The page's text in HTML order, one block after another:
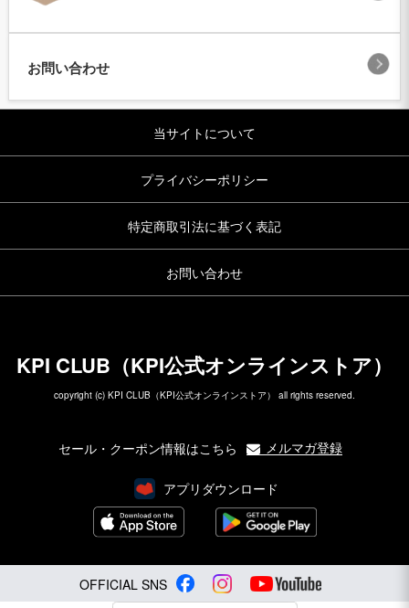
お問い合わせ
当サイトについて
プライバシーポリシー
特定商取引法に基づく表記
お問い合わせ
KPI CLUB（KPI公式オンラインストア）
copyright (c) KPI CLUB（KPI公式オンラインストア） all rights reserved.
セール・クーポン情報はこちら メルマガ登録
アプリダウンロード
OFFICIAL SNS